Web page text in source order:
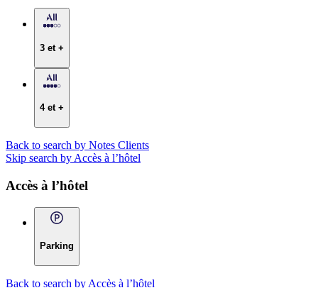
3 et +
4 et +
Back to search by Notes Clients
Skip search by Accès à l’hôtel
Accès à l’hôtel
Parking
Back to search by Accès à l’hôtel